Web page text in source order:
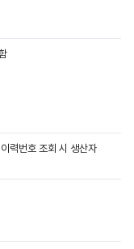
력번호 조회 시 생산자